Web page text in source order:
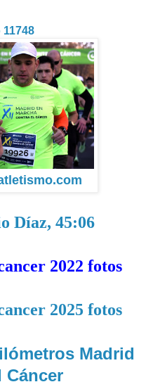
11748
Díaz, 45:06
2022 fotos
2025 fotos
Madrid
Cáncer